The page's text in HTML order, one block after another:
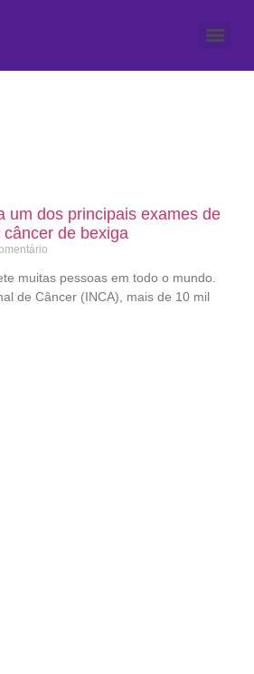
um dos principais exames de
de bexiga
muitas pessoas em todo o mundo.
de Câncer (INCA), mais de 10 mil